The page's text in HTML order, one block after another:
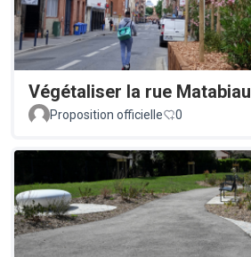
Végétaliser la rue Matabiau
Proposition officielle
0